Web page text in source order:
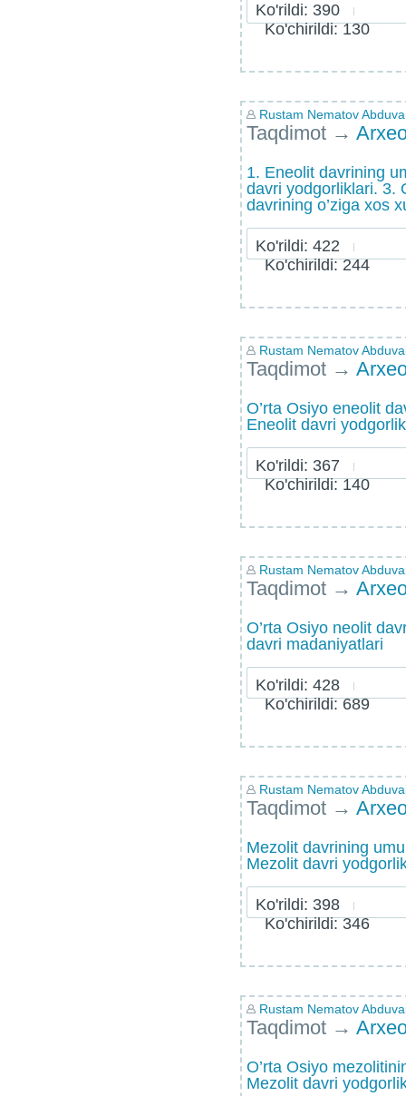
Ko'rildi: 390
Ko'chirildi: 130
Rustam Nematov
Taqdimot →
1. Enеolit davrining
davri yodgorliklari. 3.
davrining o’ziga xos
Ko'rildi: 422
Ko'chirildi: 244
Rustam Nematov
Taqdimot →
O’rta Osiyo enеolit
Enеolit davri
Ko'rildi: 367
Ko'chirildi: 140
Rustam Nematov
Taqdimot →
O’rta Osiyo neolit
davri madaniyatlari
Ko'rildi: 428
Ko'chirildi: 689
Rustam Nematov
Taqdimot →
Mеzolit davrining
Mеzolit davri
Ko'rildi: 398
Ko'chirildi: 346
Rustam Nematov
Taqdimot →
O’rta Osiyo
Mеzolit davri